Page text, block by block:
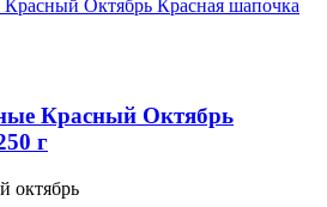
Красный Октябрь
г
октябрь